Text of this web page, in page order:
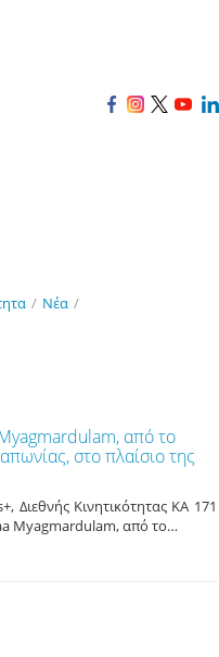
/ Νέα /
από το
στο πλαίσιο της
Διεθνής Κινητικότητας ΚΑ 171
Myagmardulam, από το…